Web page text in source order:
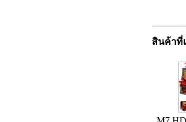
สินค้าที่